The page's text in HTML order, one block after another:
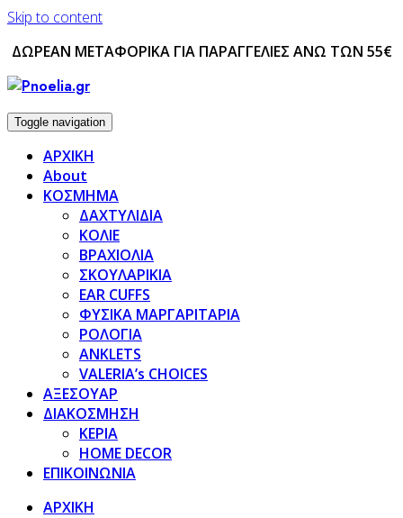
Skip to content
ΔΩΡΕΑΝ ΜΕΤΑΦΟΡΙΚΑ ΓΙΑ ΠΑΡΑΓΓΕΛΙΕΣ ΑΝΩ ΤΩΝ 55€
Toggle navigation
ΑΡΧΙΚΗ
About
ΚΟΣΜΗΜΑ
ΔΑΧΤΥΛΙΔΙΑ
ΚΟΛΙΕ
ΒΡΑΧΙΟΛΙΑ
ΣΚΟΥΛΑΡΙΚΙΑ
EAR CUFFS
ΦΥΣΙΚΑ ΜΑΡΓΑΡΙΤΑΡΙΑ
ΡΟΛΟΓΙΑ
ANKLETS
VALERIA’s CHOICES
ΑΞΕΣΟΥΑΡ
ΔΙΑΚΟΣΜΗΣΗ
ΚΕΡΙΑ
HOME DECOR
ΕΠΙΚΟΙΝΩΝΙΑ
ΑΡΧΙΚΗ